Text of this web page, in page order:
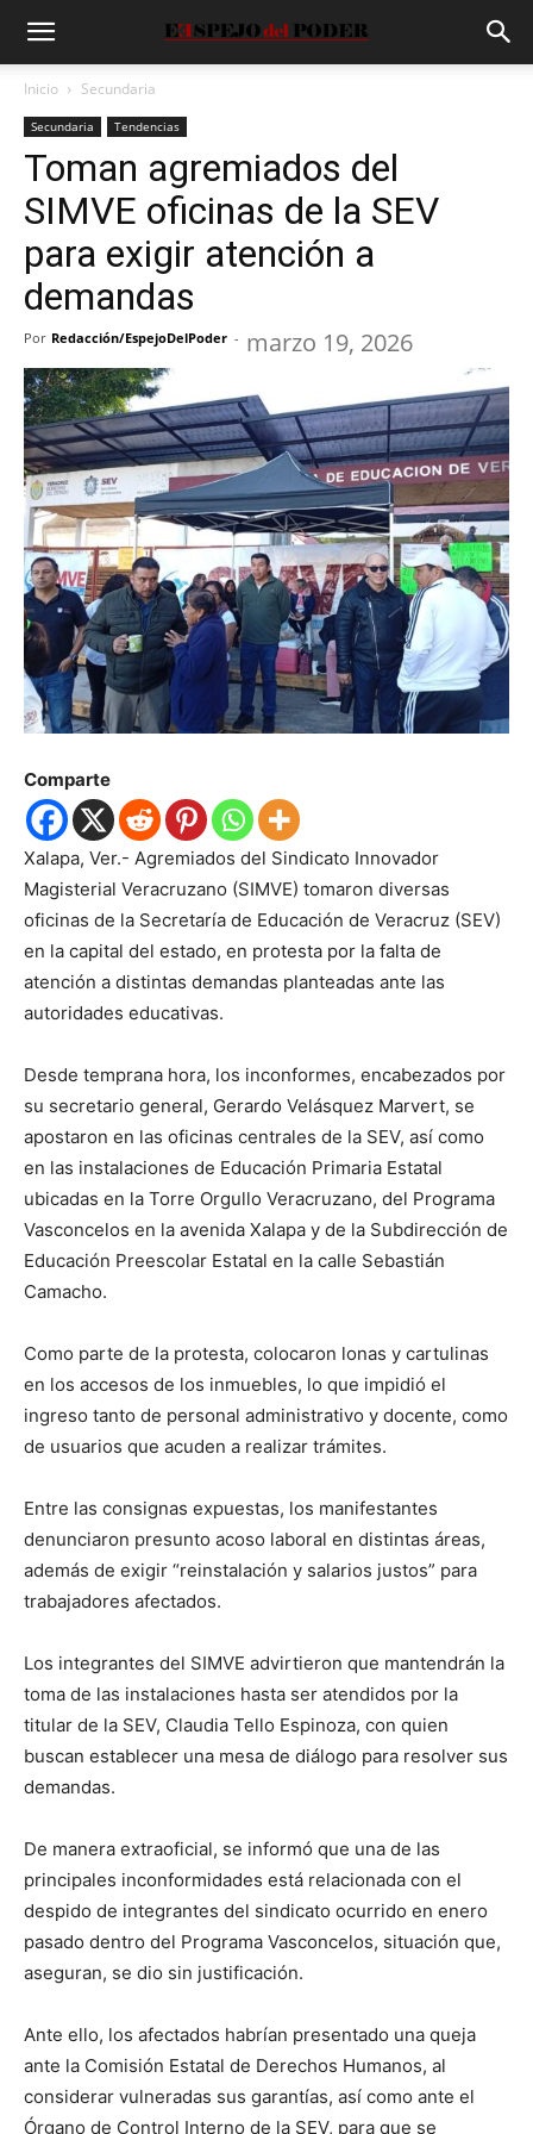
Inicio Secundaria
Secundaria Tendencias
Toman agremiados del
SIMVE oficinas de la SEV
para exigir atención a
demandas
Por Redacción/EspejoDelPoder - marzo 19, 2026
Comparte
Xalapa, Ver.- Agremiados del Sindicato Innovador
Magisterial Veracruzano (SIMVE) tomaron diversas
oficinas de la Secretaría de Educación de Veracruz (SEV)
en la capital del estado, en protesta por la falta de
atención a distintas demandas planteadas ante las
autoridades educativas.
Desde temprana hora, los inconformes, encabezados por
su secretario general, Gerardo Velásquez Marvert, se
apostaron en las oficinas centrales de la SEV, así como
en las instalaciones de Educación Primaria Estatal
ubicadas en la Torre Orgullo Veracruzano, del Programa
Vasconcelos en la avenida Xalapa y de la Subdirección de
Educación Preescolar Estatal en la calle Sebastián
Camacho.
Como parte de la protesta, colocaron lonas y cartulinas
en los accesos de los inmuebles, lo que impidió el
ingreso tanto de personal administrativo y docente, como
de usuarios que acuden a realizar trámites.
Entre las consignas expuestas, los manifestantes
denunciaron presunto acoso laboral en distintas áreas,
además de exigir “reinstalación y salarios justos” para
trabajadores afectados.
Los integrantes del SIMVE advirtieron que mantendrán la
toma de las instalaciones hasta ser atendidos por la
titular de la SEV, Claudia Tello Espinoza, con quien
buscan establecer una mesa de diálogo para resolver sus
demandas.
De manera extraoficial, se informó que una de las
principales inconformidades está relacionada con el
despido de integrantes del sindicato ocurrido en enero
pasado dentro del Programa Vasconcelos, situación que,
aseguran, se dio sin justificación.
Ante ello, los afectados habrían presentado una queja
ante la Comisión Estatal de Derechos Humanos, al
considerar vulneradas sus garantías, así como ante el
Órgano de Control Interno de la SEV, para que se